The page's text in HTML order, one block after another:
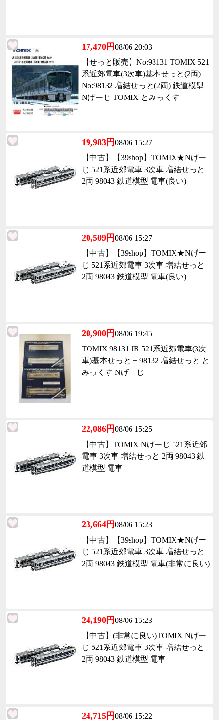
17,470円08/06 20:03
【せっと販売】No:98131 TOMIX 521
系近郊電車(3次車)基本せっと(2両)+
No:98132 増結せっと(2両) 鉄道模型
Nげーじ TOMIX とみっくす
19,983円08/06 15:27
【中古】【39shop】TOMIX★Nげー
じ 521系近郊電車 3次車 増結せっと
2両 98043 鉄道模型 電車(良い)
20,509円08/06 15:27
【中古】【39shop】TOMIX★Nげー
じ 521系近郊電車 3次車 増結せっと
2両 98043 鉄道模型 電車(良い)
20,900円08/06 19:45
TOMIX 98131 JR 521系近郊電車(3次
車)基本せっと + 98132 増結せっと と
みっくす Nげーじ
22,086円08/06 15:25
【中古】TOMIX Nげーじ 521系近郊
電車 3次車 増結せっと 2両 98043 鉄
道模型 電車
23,664円08/06 15:23
【中古】【39shop】TOMIX★Nげー
じ 521系近郊電車 3次車 増結せっと
2両 98043 鉄道模型 電車(非常に良い)
24,190円08/06 15:23
【中古】(非常に良い)TOMIX Nげー
じ 521系近郊電車 3次車 増結せっと
2両 98043 鉄道模型 電車
24,715円08/06 15:22